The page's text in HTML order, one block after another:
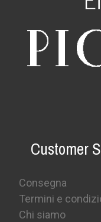
Customer
Consegna
Termini e
Chi siamo